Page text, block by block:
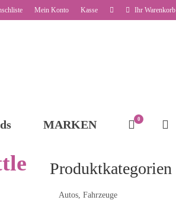
Mein Konto Kasse Ihr Warenkorb
MARKEN 0
Produktkategorien
Autos, Fahrzeuge